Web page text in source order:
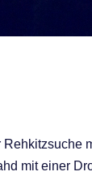
mit einer